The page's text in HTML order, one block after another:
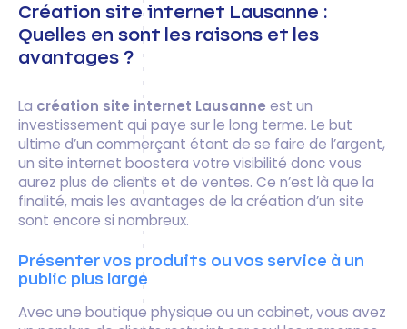
Création site internet Lausanne :
Quelles en sont les raisons et les
avantages ?
La création site internet Lausanne est un
investissement qui paye sur le long terme. Le but
ultime d’un commerçant étant de se faire de l’argent,
un site internet boostera votre visibilité donc vous
aurez plus de clients et de ventes. Ce n’est là que la
finalité, mais les avantages de la création d’un site
sont encore si nombreux.
Présenter vos produits ou vos service à un
public plus large
Avec une boutique physique ou un cabinet, vous avez